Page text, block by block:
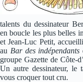
talents du dessinateur
en boucle les plus belles
et Jean-Luc Petit,
au Bar des indépendants
groupe Gazette de Côte-
Un autre dessinateur, le
vous croquer tout cru.